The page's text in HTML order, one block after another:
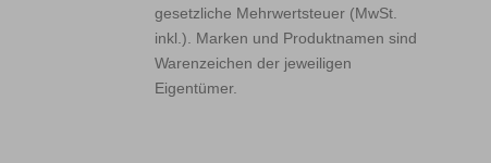
gesetzliche Mehrwertsteuer (MwSt.
inkl.). Marken und Produktnamen sind
Warenzeichen der jeweiligen
Eigentümer.